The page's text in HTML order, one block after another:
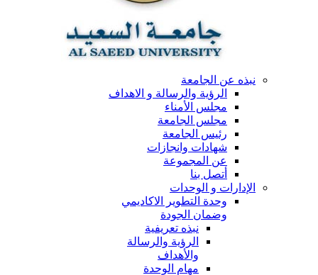
نبذه عن الجامعة
الرؤية والرسالة و الاهداف
مجلس الأمناء
مجلس الجامعة
رئيس الجامعة
شهادات وانجازات
عن المجموعة
أتصل بنا
الإدارات و الوحدات
وحدة التطوير الاكاديمي
وضمان الجودة
نبذه تعريفية
الرؤية والرسالة
والأهداف
مهام الوحدة